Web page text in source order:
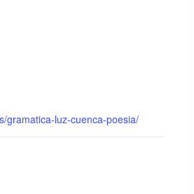
gramatica-luz-cuenca-poesia/